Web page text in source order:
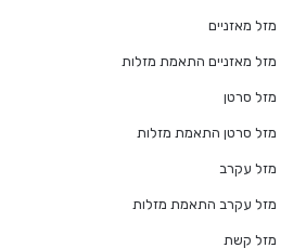
מזל מאזניים
מזל מאזניים התאמת מזלות
מזל סרטן
מזל סרטן התאמת מזלות
מזל עקרב
מזל עקרב התאמת מזלות
מזל קשת